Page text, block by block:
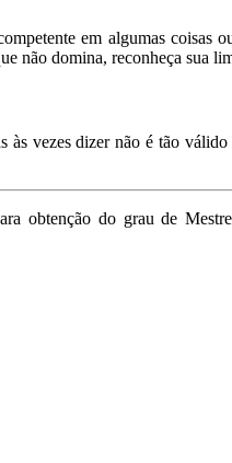
em algumas
não domina, reconheça sua
vezes dizer não é tão
obtenção do grau de